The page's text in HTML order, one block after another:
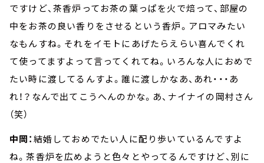
ですけど、茶香炉ってお茶の葉っぱを火で焙って、部屋の
中をお茶の良い香りをさせるという香炉。アロマみたい
なもんすね。それをイモトにあげたらえらい喜んでくれ
て使ってますよって言ってくれてね。いろんな人におめで
たい時に渡してるんすよ。誰に渡しかなあ、あれ・・・あ
れ！？なんで出てこうへんのかな。あ、ナイナイの岡村さん
（笑）
中岡：結婚しておめでたい人に配り歩いているんですよ
ね。茶香炉を広めようと色々とやってるんですけど、別に